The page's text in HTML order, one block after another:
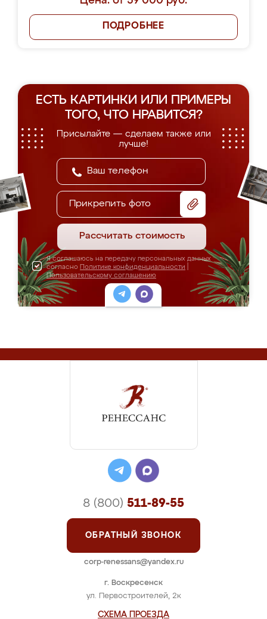
ПОДРОБНЕЕ
ЕСТЬ КАРТИНКИ ИЛИ ПРИМЕРЫ
ТОГО, ЧТО НРАВИТСЯ?
Присылайте — сделаем также или
лучше!
Прикрепить фото
Рассчитать стоимость
Я соглашаюсь на передачу персональных данных
согласно Политике конфиденциальности
Пользовательскому соглашению
г. Воскресенск
ул. Первостроителей, 2к
СХЕМА ПРОЕЗДА
8 (800) 511-89-55
ОБРАТНЫЙ ЗВОНОК
corp-renessans@yandex.ru